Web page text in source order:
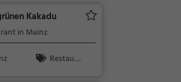
Kakadu
in Mainz
Restaura